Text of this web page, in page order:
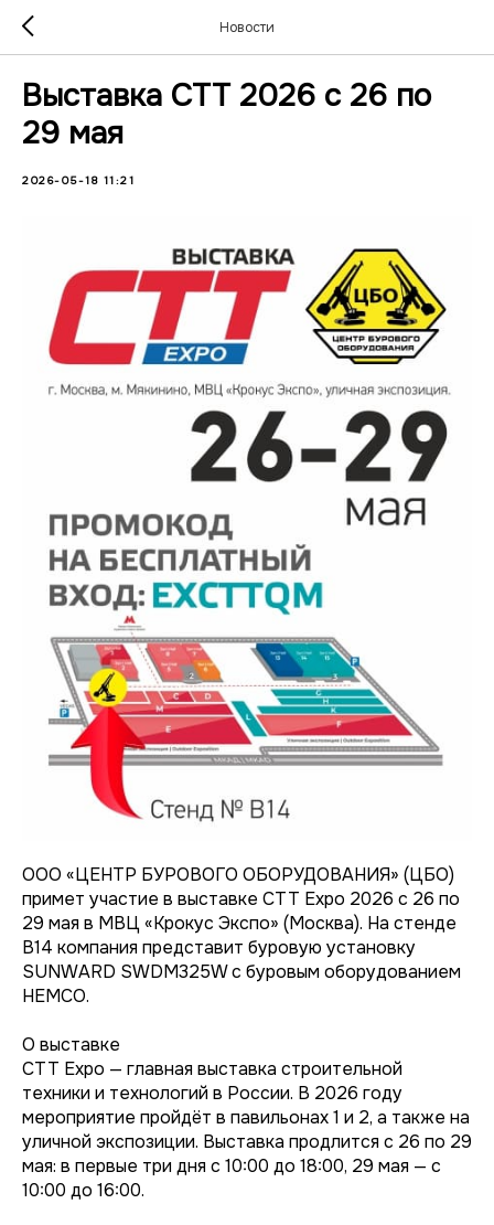
Новости
Выставка СТТ 2026 с 26 по
29 мая
2026-05-18 11:21
ООО «ЦЕНТР БУРОВОГО ОБОРУДОВАНИЯ» (ЦБО)
примет участие в выставке CTT Expo 2026 с 26 по
29 мая в МВЦ «Крокус Экспо» (Москва). На стенде
B14 компания представит буровую установку
SUNWARD SWDM325W с буровым оборудованием
HEMCO.
О выставке
CTT Expo — главная выставка строительной
техники и технологий в России. В 2026 году
мероприятие пройдёт в павильонах 1 и 2, а также на
уличной экспозиции. Выставка продлится с 26 по 29
мая: в первые три дня с 10:00 до 18:00, 29 мая — с
10:00 до 16:00.